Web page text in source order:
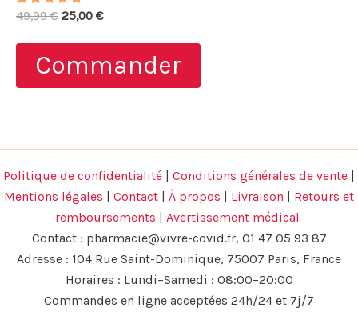
Note
49,99€ Le
initial
était :
49,99 €.
25,00 €Le
actuel
est :
25,00 €.
Commander
Politique de confidentialité | Conditions générales de vente |
Mentions légales | Contact | À propos | Livraison | Retours et
remboursements | Avertissement médical
Contact : pharmacie@vivre-covid.fr, 01 47 05 93 87
Adresse : 104 Rue Saint-Dominique, 75007 Paris, France
Horaires : Lundi–Samedi : 08:00–20:00
Commandes en ligne acceptées 24h/24 et 7j/7